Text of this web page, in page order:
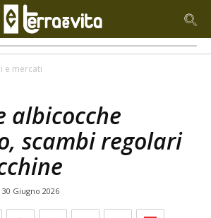
e mercati
albicocche
scambi regolari
30 Giugno 2026